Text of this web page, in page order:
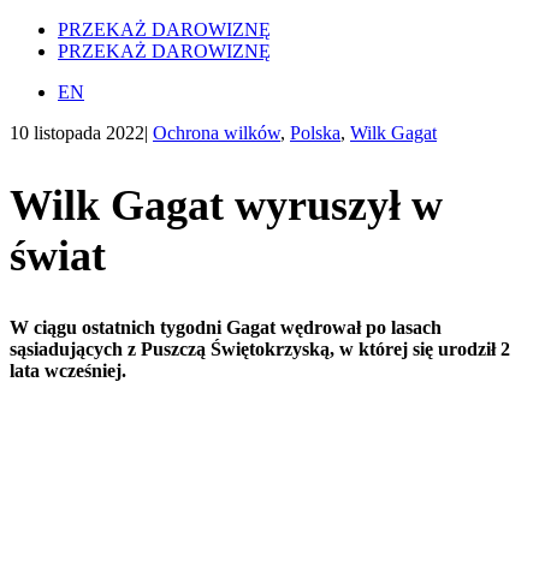
PRZEKAŻ DAROWIZNĘ
PRZEKAŻ DAROWIZNĘ
EN
10 listopada 2022| Ochrona wilków, Polska, Wilk Gagat
Wilk Gagat wyruszył w
świat
W ciągu ostatnich tygodni Gagat wędrował po lasach
sąsiadujących z Puszczą Świętokrzyską, w której się urodził2
lata wcześniej.